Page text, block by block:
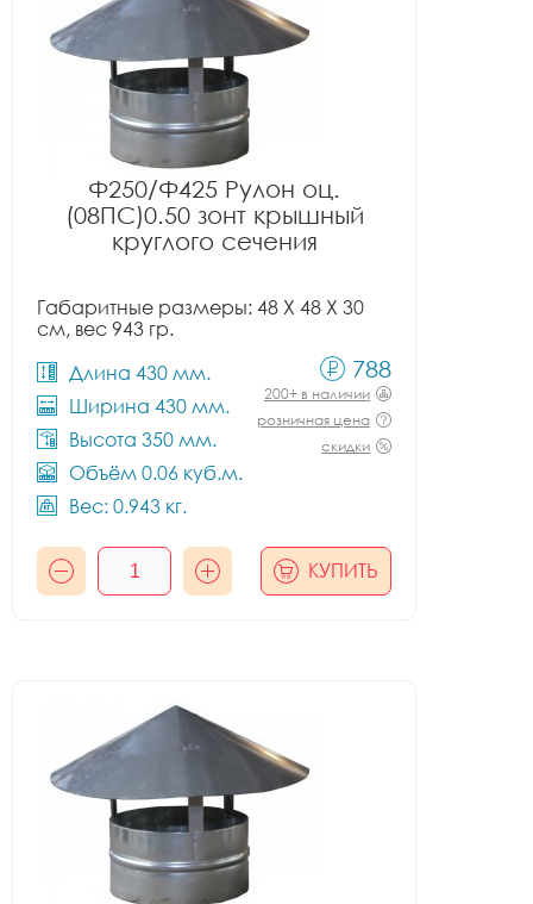
Ф250/Ф425 Рулон оц.
(08ПС)0.50 зонт крышный
круглого сечения
Габаритные размеры: 48 X 48 X 30
см, вес 943 гр.
Длина 430 мм.
Ширина 430 мм.
Высота 350 мм.
Объём 0.06 куб.м.
Вес: 0.943 кг.
788
200+ в наличии
розничная цена
скидки
КУПИТЬ